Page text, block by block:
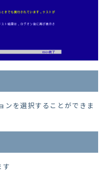
ンを選択することができま
す